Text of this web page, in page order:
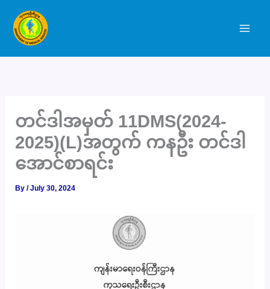
content
တင်ဒါအမှတ် 11DMS(2024-
2025)(L)အတွက် ကနဦး တင်ဒါ
အောင်စာရင်း
By/July 30, 2024